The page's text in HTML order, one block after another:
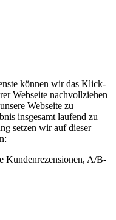
können wir das Klick-
Webseite nachvollziehen
Webseite zu
insgesamt laufend zu
setzen wir auf dieser
Kundenrezensionen, A/B-